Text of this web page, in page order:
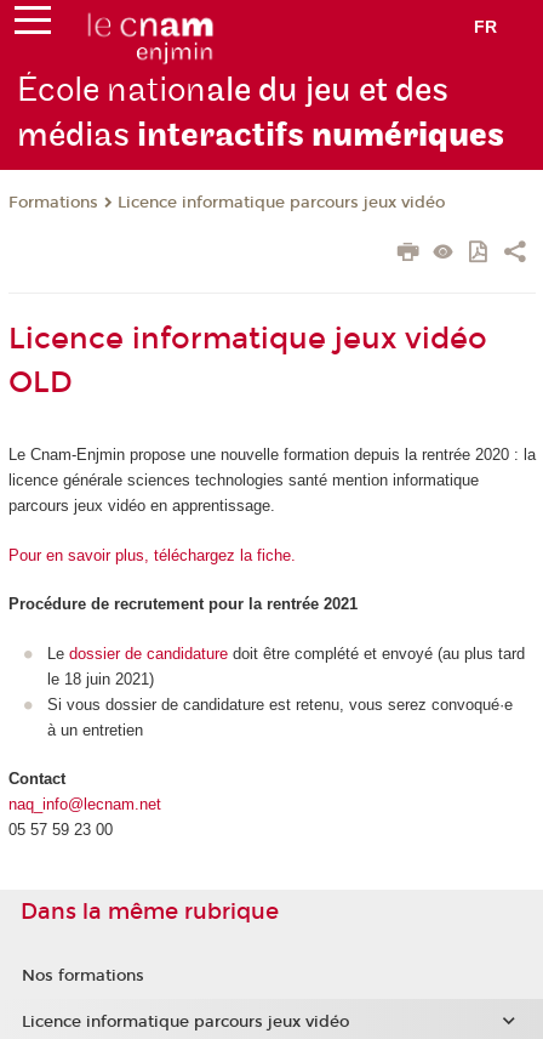
FR
École nationale du jeu et des
médias interactifs numériques
Formations Licence informatique parcours jeux vidéo
Licence informatique jeux vidéo
OLD
Le Cnam-Enjmin propose une nouvelle formation depuis la rentrée 2020 : la
licence générale sciences technologies santé mention informatique
parcours jeux vidéo en apprentissage.
Pour en savoir plus, téléchargez la fiche.
Procédure de recrutement pour la rentrée 2021
Le dossier de candidature doit être complété et envoyé (au plus tard
le 18 juin 2021)
Si vous dossier de candidature est retenu, vous serez convoqué·e
à un entretien
Contact
naq_info@lecnam.net
05 57 59 23 00
Dans la même rubrique
Nos formations
Licence informatique parcours jeux vidéo